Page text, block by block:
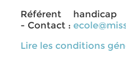
Référent
- Contact :
Lire les conditions